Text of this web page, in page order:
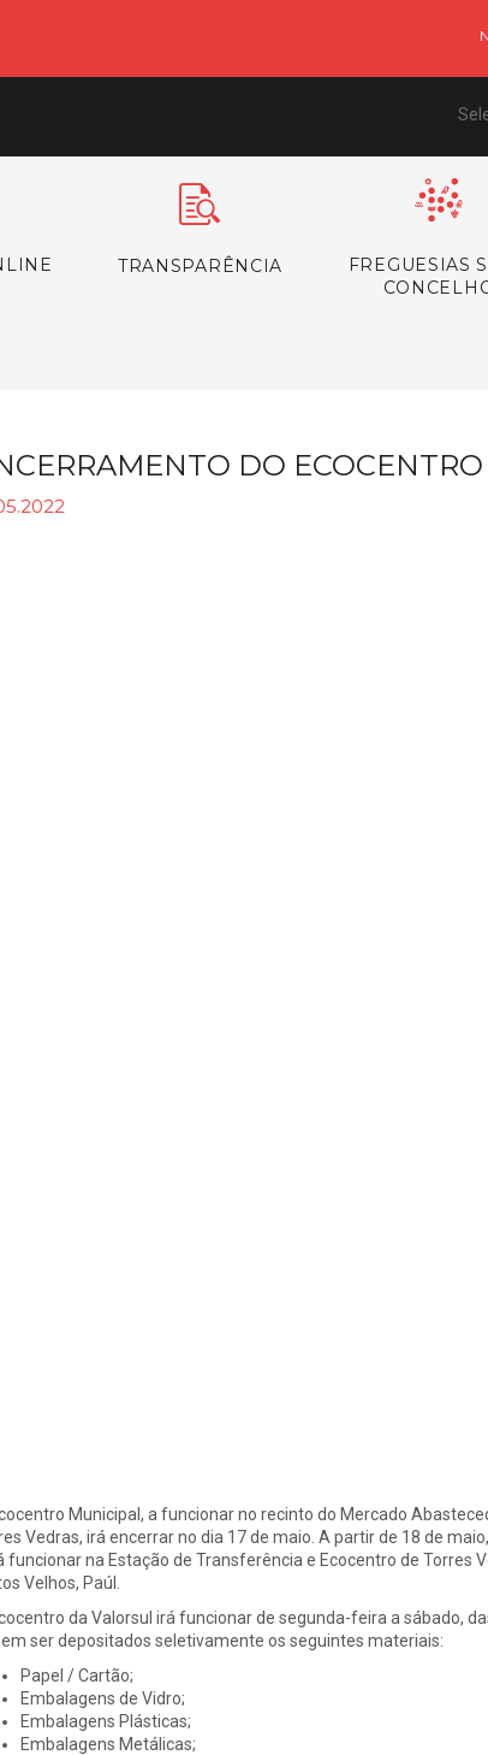
TRANSPARÊNCIA
FREGUESIAS
DO
Municipal, a funcionar no recinto do Mercado
Vedras, irá encerrar no dia 17 de maio. A partir de 18 de
funcionar na Estação de Transferência e Ecocentro de Torres
Velhos, Paúl.
da Valorsul irá funcionar de segunda-feira a sábado,
ser depositados seletivamente os seguintes materiais:
Papel / Cartão;
Embalagens de Vidro;
Embalagens Plásticas;
Embalagens Metálicas;